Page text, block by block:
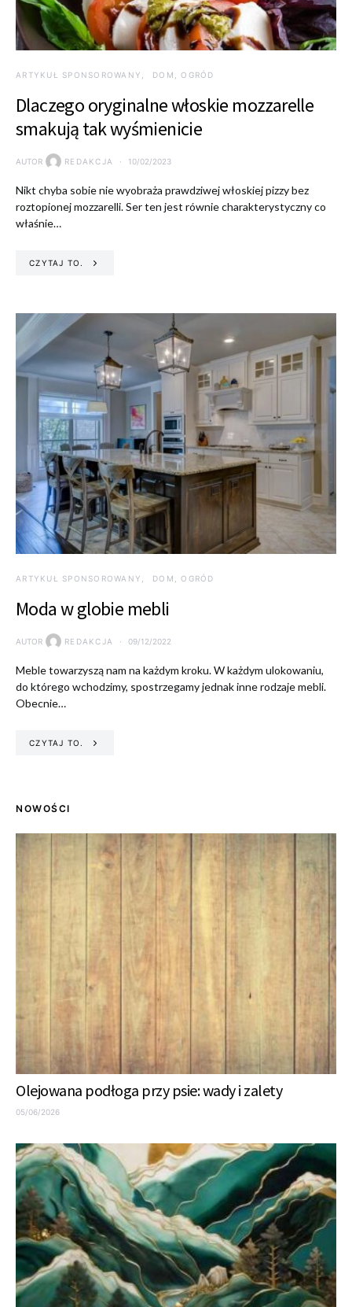
ARTYKUŁ SPONSOROWANY DOM, OGRÓD
Dlaczego oryginalne włoskie mozzarelle
smakują tak wyśmienicie
AUTOR REDAKCJA 10/02/2023
Nikt chyba sobie nie wyobraża prawdziwej włoskiej pizzy bez
roztopionej mozzarelli. Ser ten jest równie charakterystyczny co
właśnie…
CZYTAJ TO.
ARTYKUŁ SPONSOROWANY DOM, OGRÓD
Moda w globie mebli
AUTOR REDAKCJA 09/12/2022
Meble towarzyszą nam na każdym kroku. W każdym ulokowaniu,
do którego wchodzimy, spostrzegamy jednak inne rodzaje mebli.
Obecnie…
CZYTAJ TO.
NOWOŚCI
Olejowana podłoga przy psie: wady i zalety
05/06/2026